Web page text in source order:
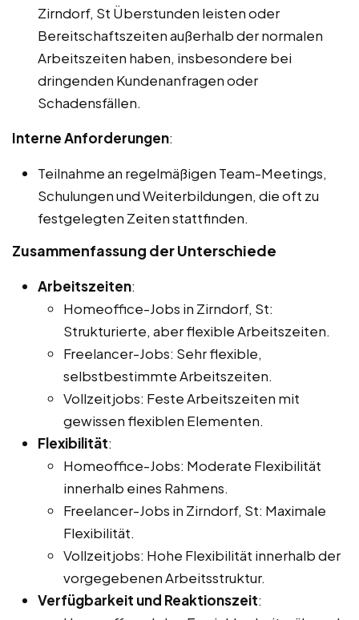
Zirndorf, St Überstunden leisten oder
Bereitschaftszeiten außerhalb der normalen
Arbeitszeiten haben, insbesondere bei
dringenden Kundenanfragen oder
Schadensfällen.
Interne Anforderungen:
Teilnahme an regelmäßigen Team-Meetings,
Schulungen und Weiterbildungen, die oft zu
festgelegten Zeiten stattfinden.
Zusammenfassung der Unterschiede
Arbeitszeiten:
Homeoffice-Jobs in Zirndorf, St:
Strukturierte, aber flexible Arbeitszeiten.
Freelancer-Jobs: Sehr flexible,
selbstbestimmte Arbeitszeiten.
Vollzeitjobs: Feste Arbeitszeiten mit
gewissen flexiblen Elementen.
Flexibilität:
Homeoffice-Jobs: Moderate Flexibilität
innerhalb eines Rahmens.
Freelancer-Jobs in Zirndorf, St: Maximale
Flexibilität.
Vollzeitjobs: Hohe Flexibilität innerhalb der
vorgegebenen Arbeitsstruktur.
Verfügbarkeit und Reaktionszeit: